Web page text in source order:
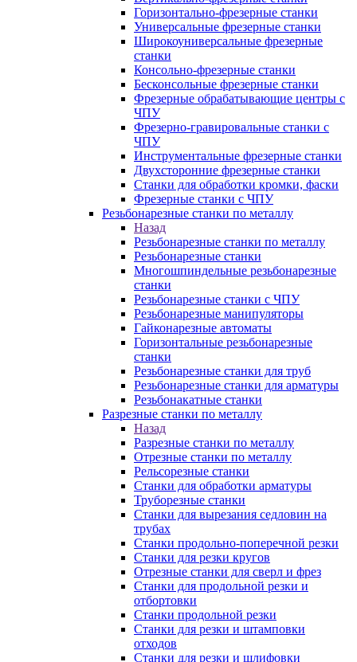
Горизонтально-фрезерные станки
Универсальные фрезерные станки
Широкоуниверсальные фрезерные
станки
Консольно-фрезерные станки
Бесконсольные фрезерные станки
Фрезерные обрабатывающие центры с
ЧПУ
Фрезерно-гравировальные станки с
ЧПУ
Инструментальные фрезерные станки
Двухсторонние фрезерные станки
Станки для обработки кромки, фаски
Фрезерные станки с ЧПУ
Резьбонарезные станки по металлу
Назад
Резьбонарезные станки по металлу
Резьбонарезные станки
Многошпиндельные резьбонарезные
станки
Резьбонарезные станки с ЧПУ
Резьбонарезные манипуляторы
Гайконарезные автоматы
Горизонтальные резьбонарезные
станки
Резьбонарезные станки для труб
Резьбонарезные станки для арматуры
Резьбонакатные станки
Разрезные станки по металлу
Назад
Разрезные станки по металлу
Отрезные станки по металлу
Рельсорезные станки
Станки для обработки арматуры
Труборезные станки
Станки для вырезания седловин на
трубаx
Станки продольно-поперечной резки
Станки для резки кругов
Отрезные станки для сверл и фрез
Станки для продольной резки и
отбортовки
Станки продольной резки
Станки для резки и штамповки
отходов
Станки для резки и шлифовки